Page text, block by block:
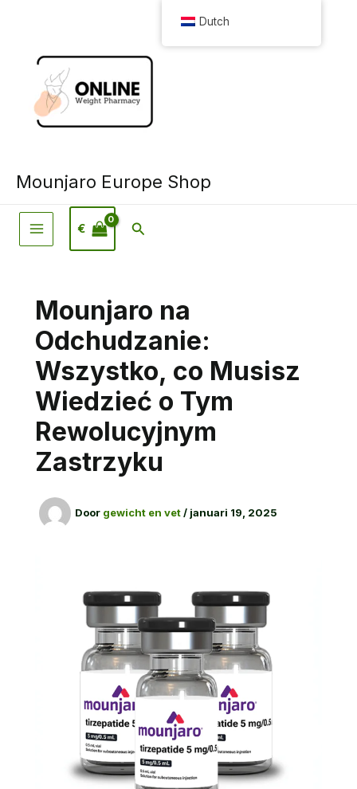
Mounjaro Europe Shop
€ Zoeken
Mounjaro na
Odchudzanie:
Wszystko, co Musisz
Wiedzieć o Tym
Rewolucyjnym
Zastrzyku
Door gewicht en vet/ januari 19, 2025
Dutch